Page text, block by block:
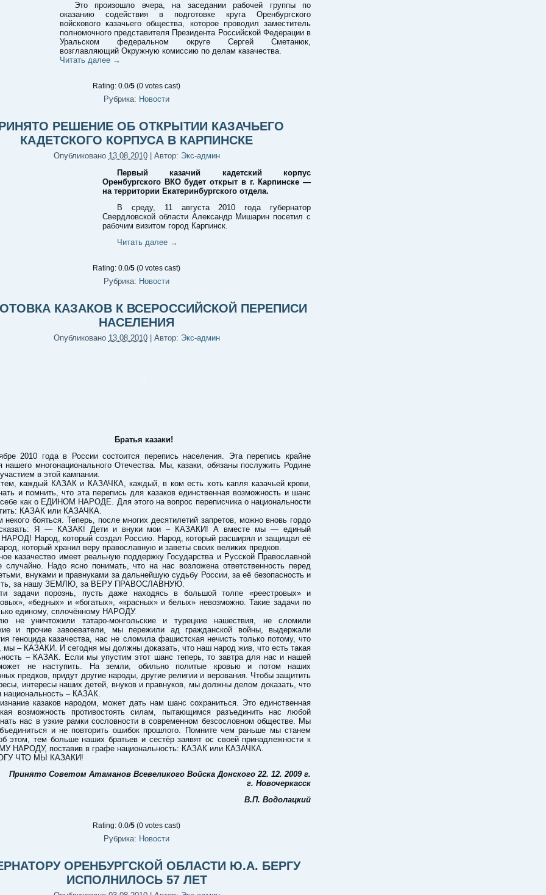
Это произошло вчера, на заседании рабочей группы по
оказанию содействия в подготовке круга Оренбургского
войскового казачьего общества, которое проводил заместитель
полномочного представителя Президента Российской Федерации в
Уральском федеральном округе Сергей Сметанюк,
возглавляющий Окружную комиссию по делам казачества.
Читать далее →
Rating: 0.0/5 (0 votes cast)
Рубрика: Новости
РЕШЕНИЕ ОБ ОТКРЫТИИ КАЗАЧЬЕГО
КАДЕТСКОГО КОРПУСА В КАРПИНСКЕ
Опубликовано 13.08.2010| Автор: Экс-админ
Первый казачий кадетский корпус
Оренбургского ВКО будет открыт в г. Карпинске —
на территории Екатеринбургского отдела.
В среду, 11 августа 2010 года губернатор
Свердловской области Александр Мишарин посетил с
рабочим визитом город Карпинск.
Читать далее →
Rating: 0.0/5 (0 votes cast)
Рубрика: Новости
КАЗАКОВ К ВСЕРОССИЙСКОЙ ПЕРЕПИСИ
НАСЕЛЕНИЯ
Опубликовано 13.08.2010| Автор: Экс-админ
Братья казаки!
2010 года в России состоится перепись населения. Эта перепись крайне
нашего многонационального Отечества. Мы, казаки, обязаны послужить Родине
в этой кампании.
каждый КАЗАК и КАЗАЧКА, каждый, в ком есть хоть капля казачьей крови,
и помнить, что эта перепись для казаков единственная возможность и шанс
себе как о ЕДИНОМ НАРОДЕ. Для этого на вопрос переписчика о национальности
КАЗАК или КАЗАЧКА.
некого бояться. Теперь, после многих десятилетий запретов, можно вновь гордо
Я — КАЗАК! Дети и внуки мои – КАЗАКИ! А вместе мы — единый
Народ, который создал Россию. Народ, который расширял и защищал её
который хранил веру православную и заветы своих великих предков.
казачество имеет реальную поддержку Государства и Русской Православной
случайно. Надо ясно понимать, что на нас возложена ответственность перед
внуками и правнуками за дальнейшую судьбу России, за её безопасность и
за нашу ЗЕМЛЮ, за ВЕРУ ПРАВОСЛАВНУЮ.
задачи порознь, пусть даже находясь в большой толпе «реестровых» и
«бедных» и «богатых», «красных» и белых» невозможно. Такие задачи по
единому, сплочённому НАРОДУ.
не уничтожили татаро-монгольские и турецкие нашествия, не сломили
и прочие завоеватели, мы пережили ад гражданской войны, выдержали
геноцида казачества, нас не сломила фашистская нечисть только потому, что
– КАЗАКИ. И сегодня мы должны доказать, что наш народ жив, что есть такая
– КАЗАК. Если мы упустим этот шанс теперь, то завтра для нас и нашей
не наступить. На земли, обильно политые кровью и потом наших
предков, придут другие народы, другие религии и верования. Чтобы защитить
интересы наших детей, внуков и правнуков, мы должны делом доказать, что
национальность – КАЗАК.
казаков народом, может дать нам шанс сохраниться. Это единственная
возможность противостоять силам, пытающимся разъединить нас любой
нас в узкие рамки сословности в современном безсословном обществе. Мы
и не повторить ошибок прошлого. Помните чем раньше мы станем
этом, тем больше наших братьев и сестёр заявят ос своей принадлежности к
НАРОДУ, поставив в графе национальность: КАЗАК или КАЗАЧКА.
ЧТО МЫ КАЗАКИ!
Принято Советом Атаманов Всевеликого Войска Донского 22. 12. 2009 г.
г. Новочеркасск
В.П. Водолацкий
Rating: 0.0/5 (0 votes cast)
Рубрика: Новости
ОРЕНБУРГСКОЙ ОБЛАСТИ Ю.А. БЕРГУ
ИСПОЛНИЛОСЬ 57 ЛЕТ